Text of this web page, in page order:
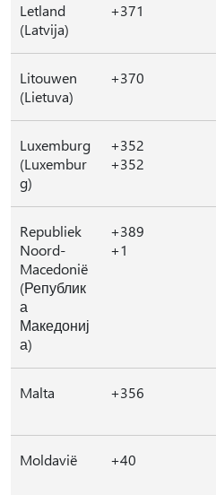
Letland
(Latvija)
+371
Litouwen
(Lietuva)
+370
Luxemburg
(Luxembur
g)
+352
+352
Republiek
Noord-
Macedonië
(Републик
а
Македониј
а)
+389
+1
Malta +356
Moldavië +40